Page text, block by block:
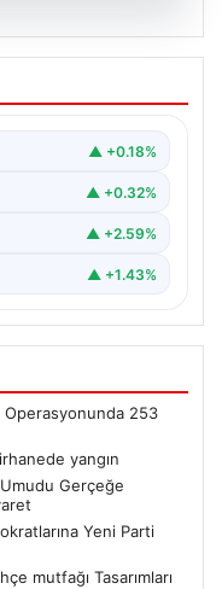
▲ +0.18%
▲ +0.32%
▲ +2.59%
▲ +1.43%
Operasyonunda 253
yangın
Umudu Gerçeğe
Yeni Parti
mutfağı Tasarımları